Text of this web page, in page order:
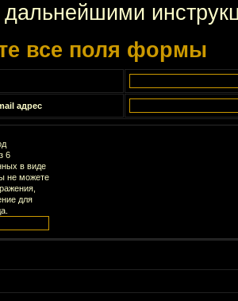
все поля формы
адрес
6
в виде
не можете
для